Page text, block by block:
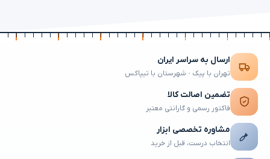
ارسال به سراسر ایران
تهران با پیک · شهرستان با تیپاکس
تضمین اصالت کالا
فاکتور رسمی و گارانتی معتبر
مشاوره تخصصی ابزار
انتخاب درست، قبل از خرید